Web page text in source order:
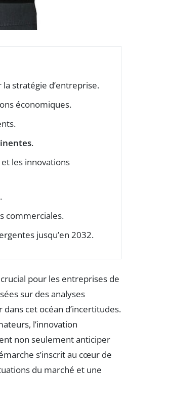
stratégie d’entreprise.
économiques.
.
et les innovations
commerciales.
jusqu’en 2032.
pour les entreprises de
sur des analyses
cet océan d’incertitudes.
l’innovation
non seulement anticiper
s’inscrit au cœur de
du marché et une